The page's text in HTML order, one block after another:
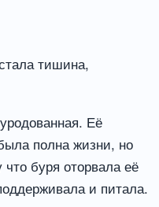
тишина,
Её
полна жизни, но
буря оторвала её
и питала.